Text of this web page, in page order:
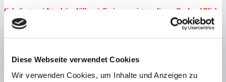
Diese Webseite verwendet Cookies
Wir verwenden Cookies, um Inhalte und Anzeigen zu
Cala Santanyi Attraktive Villa mit Ferienvermietungslizenz, Pool und Blick
ins Grüne in Strandnähe
Preis:
Ref:27204
Schlafzimmer 3 Badezimmer 2 Grundstück 855 m² Bebaute Fläche